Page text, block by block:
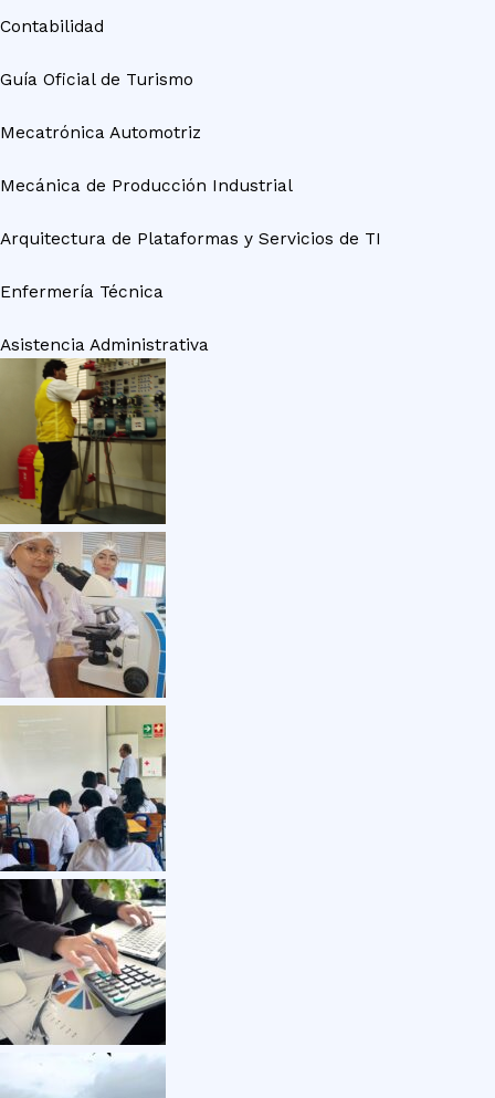
Contabilidad
Guía Oficial de Turismo
Mecatrónica Automotriz
Mecánica de Producción Industrial
Arquitectura de Plataformas y Servicios de TI
Enfermería Técnica
Asistencia Administrativa